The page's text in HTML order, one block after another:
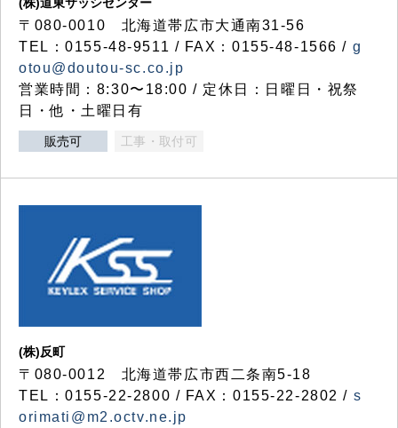
〒080-0010 北海道帯広市大通南31-56
TEL：0155-48-9511 / FAX：0155-48-1566 / g
otou@doutou-sc.co.jp
営業時間：8:30〜18:00 / 定休日：日曜日・祝祭
日・他・土曜日有
販売可 工事・取付可
(株)反町
〒080-0012 北海道帯広市西二条南5-18
TEL：0155-22-2800 / FAX：0155-22-2802 / s
orimati@m2.octv.ne.jp